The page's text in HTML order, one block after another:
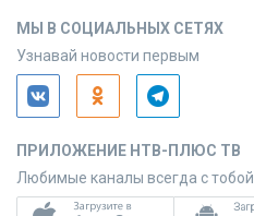
МЫ В СОЦИАЛЬНЫХ СЕТЯХ
Узнавай новости первым
ПРИЛОЖЕНИЕ НТВ-ПЛЮС ТВ
Любимые каналы всегда с тобой